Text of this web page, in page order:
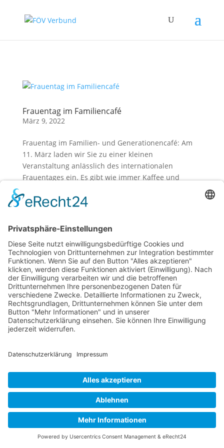
Frauentag im Familiencafé
März 9, 2022
Frauentag im Familien- und Generationencafé: Am
11. März laden wir Sie zu einer kleinen
Veranstaltung anlässlich des internationalen
Frauentages ein. Es gibt wie immer Kaffee und
und Klein. Kommen Sie vorbei und...
Familien- und Generationencafé
Juli 6, 2021
Haben Sie Lust auf neue Begegnungen oder
möchten sie neue Kontakte bei Kaffee und Kuchen
knüpfen? Dann laden wir Sie – Groß und Klein –
herzlich ein, unser Familien- und Generationencafé
auf der Terrasse des Familientreffs Pillnitzer Weg 21